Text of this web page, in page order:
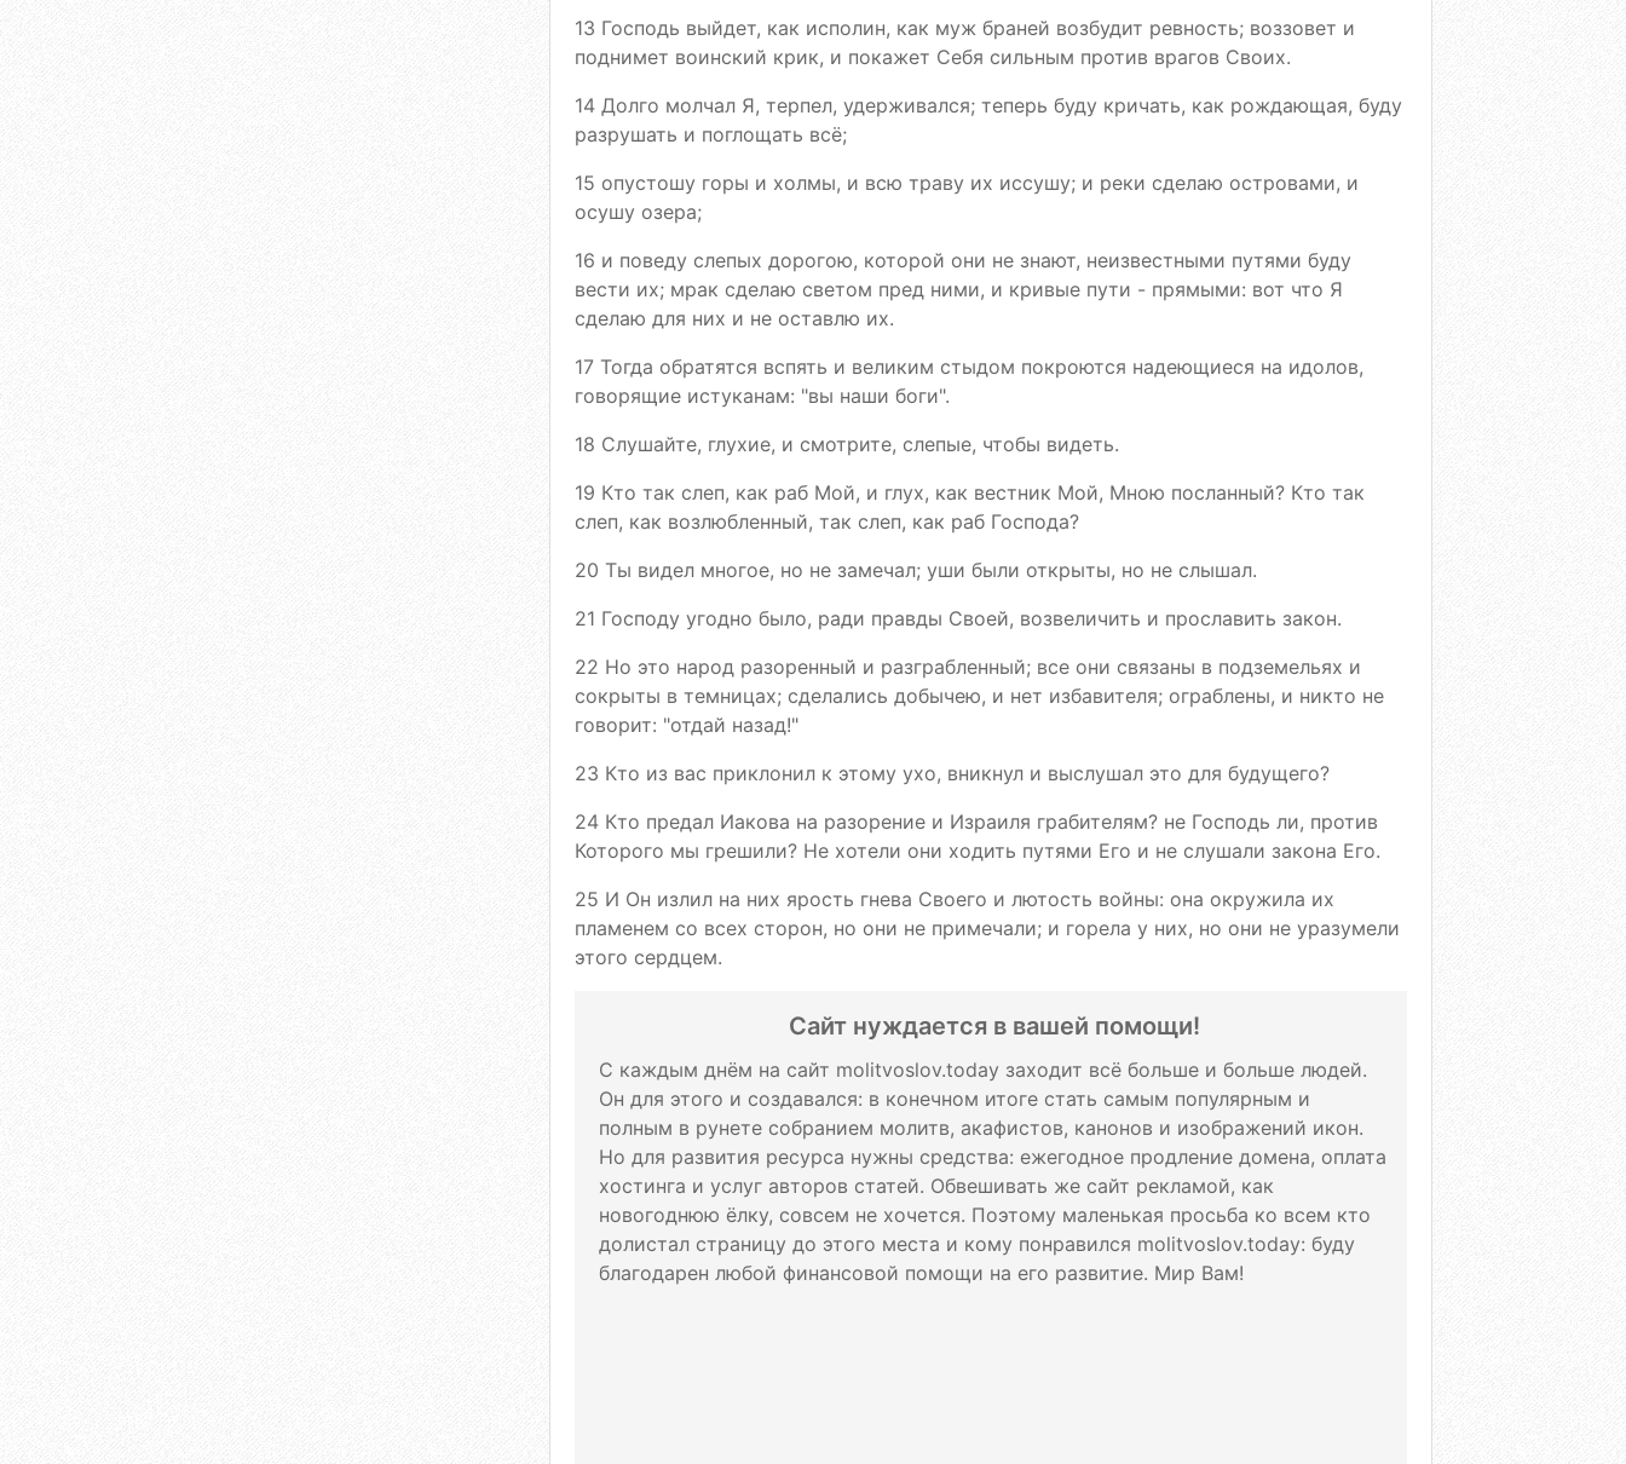
13 Господь выйдет, как исполин, как муж браней возбудит ревность; воззовет и
поднимет воинский крик, и покажет Себя сильным против врагов Своих.
14 Долго молчал Я, терпел, удерживался; теперь буду кричать, как рождающая, буду
разрушать и поглощать всё;
15 опустошу горы и холмы, и всю траву их иссушу; и реки сделаю островами, и
осушу озера;
16 и поведу слепых дорогою, которой они не знают, неизвестными путями буду
вести их; мрак сделаю светом пред ними, и кривые пути - прямыми: вот что Я
сделаю для них и не оставлю их.
17 Тогда обратятся вспять и великим стыдом покроются надеющиеся на идолов,
говорящие истуканам: "вы наши боги".
18 Слушайте, глухие, и смотрите, слепые, чтобы видеть.
19 Кто так слеп, как раб Мой, и глух, как вестник Мой, Мною посланный? Кто так
слеп, как возлюбленный, так слеп, как раб Господа?
20 Ты видел многое, но не замечал; уши были открыты, но не слышал.
21 Господу угодно было, ради правды Своей, возвеличить и прославить закон.
22 Но это народ разоренный и разграбленный; все они связаны в подземельях и
сокрыты в темницах; сделались добычею, и нет избавителя; ограблены, и никто не
говорит: "отдай назад!"
23 Кто из вас приклонил к этому ухо, вникнул и выслушал это для будущего?
24 Кто предал Иакова на разорение и Израиля грабителям? не Господь ли, против
Которого мы грешили? Не хотели они ходить путями Его и не слушали закона Его.
25 И Он излил на них ярость гнева Своего и лютость войны: она окружила их
пламенем со всех сторон, но они не примечали; и горела у них, но они не уразумели
этого сердцем.
Сайт нуждается в вашей помощи!
С каждым днём на сайт molitvoslov.today заходит всё больше и больше людей.
Он для этого и создавался: в конечном итоге стать самым популярным и
полным в рунете собранием молитв, акафистов, канонов и изображений икон.
Но для развития ресурса нужны средства: ежегодное продление домена, оплата
хостинга и услуг авторов статей. Обвешивать же сайт рекламой, как
новогоднюю ёлку, совсем не хочется. Поэтому маленькая просьба ко всем кто
долистал страницу до этого места и кому понравился molitvoslov.today: буду
благодарен любой финансовой помощи на его развитие. Мир Вам!